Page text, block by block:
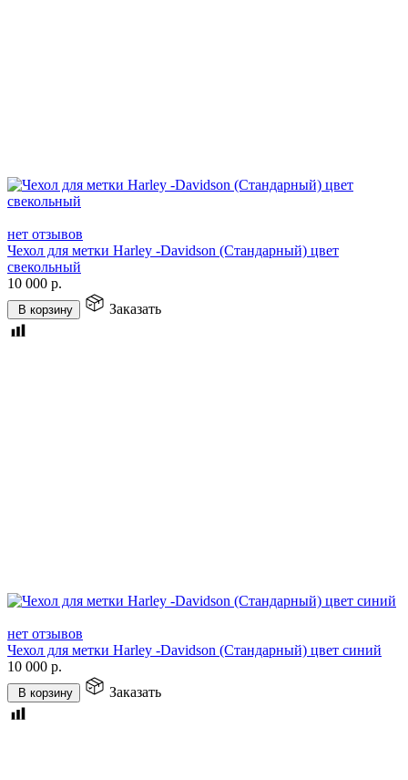
нет отзывов
Чехол для метки Harley -Davidson (Стандарный) цвет
свекольный
10 000 р.
В корзину Заказать
нет отзывов
Чехол для метки Harley -Davidson (Стандарный) цвет синий
10 000 р.
В корзину Заказать